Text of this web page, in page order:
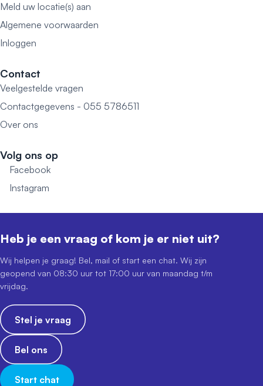
Meld uw locatie(s) aan
Algemene voorwaarden
Inloggen
Contact
Veelgestelde vragen
Contactgegevens - 055 5786511
Over ons
Volg ons op
Facebook
Instagram
Heb je een vraag of kom je er niet uit?
Wij helpen je graag! Bel, mail of start een chat. Wij zijn
geopend van 08:30 uur tot 17:00 uur van maandag t/m
vrijdag.
Stel je vraag
Bel ons
Start chat